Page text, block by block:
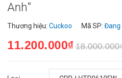
Anh"
Thương hiệu: Cuckoo Mã SP: Đang
11.200.000₫